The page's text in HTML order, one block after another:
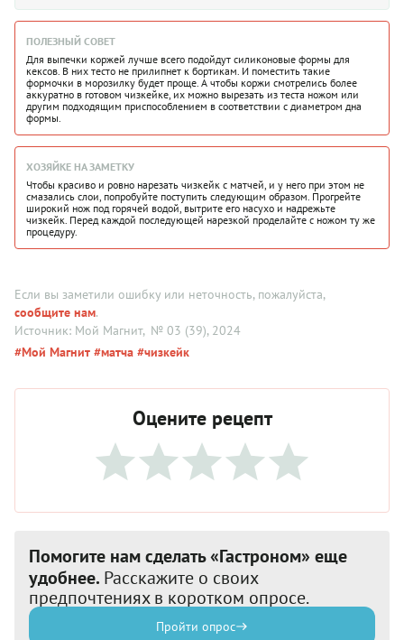
ПОЛЕЗНЫЙ СОВЕТ
Для выпечки коржей лучше всего подойдут силиконовые формы для
кексов. В них тесто не прилипнет к бортикам. И поместить такие
формочки в морозилку будет проще. А чтобы коржи смотрелись более
аккуратно в готовом чизкейке, их можно вырезать из теста ножом или
другим подходящим приспособлением в соответствии с диаметром дна
формы.
ХОЗЯЙКЕ НА ЗАМЕТКУ
Чтобы красиво и ровно нарезать чизкейк с матчей, и у него при этом не
смазались слои, попробуйте поступить следующим образом. Прогрейте
широкий нож под горячей водой, вытрите его насухо и надрежьте
чизкейк. Перед каждой последующей нарезкой проделайте с ножом ту же
процедуру.
Если вы заметили ошибку или неточность, пожалуйста,
сообщите нам.
Источник: Мой Магнит, № 03 (39), 2024
#Мой Магнит #матча #чизкейк
Оцените рецепт
Помогите нам сделать «Гастроном» еще
удобнее. Расскажите о своих
предпочтениях в коротком опросе.
Пройти опрос